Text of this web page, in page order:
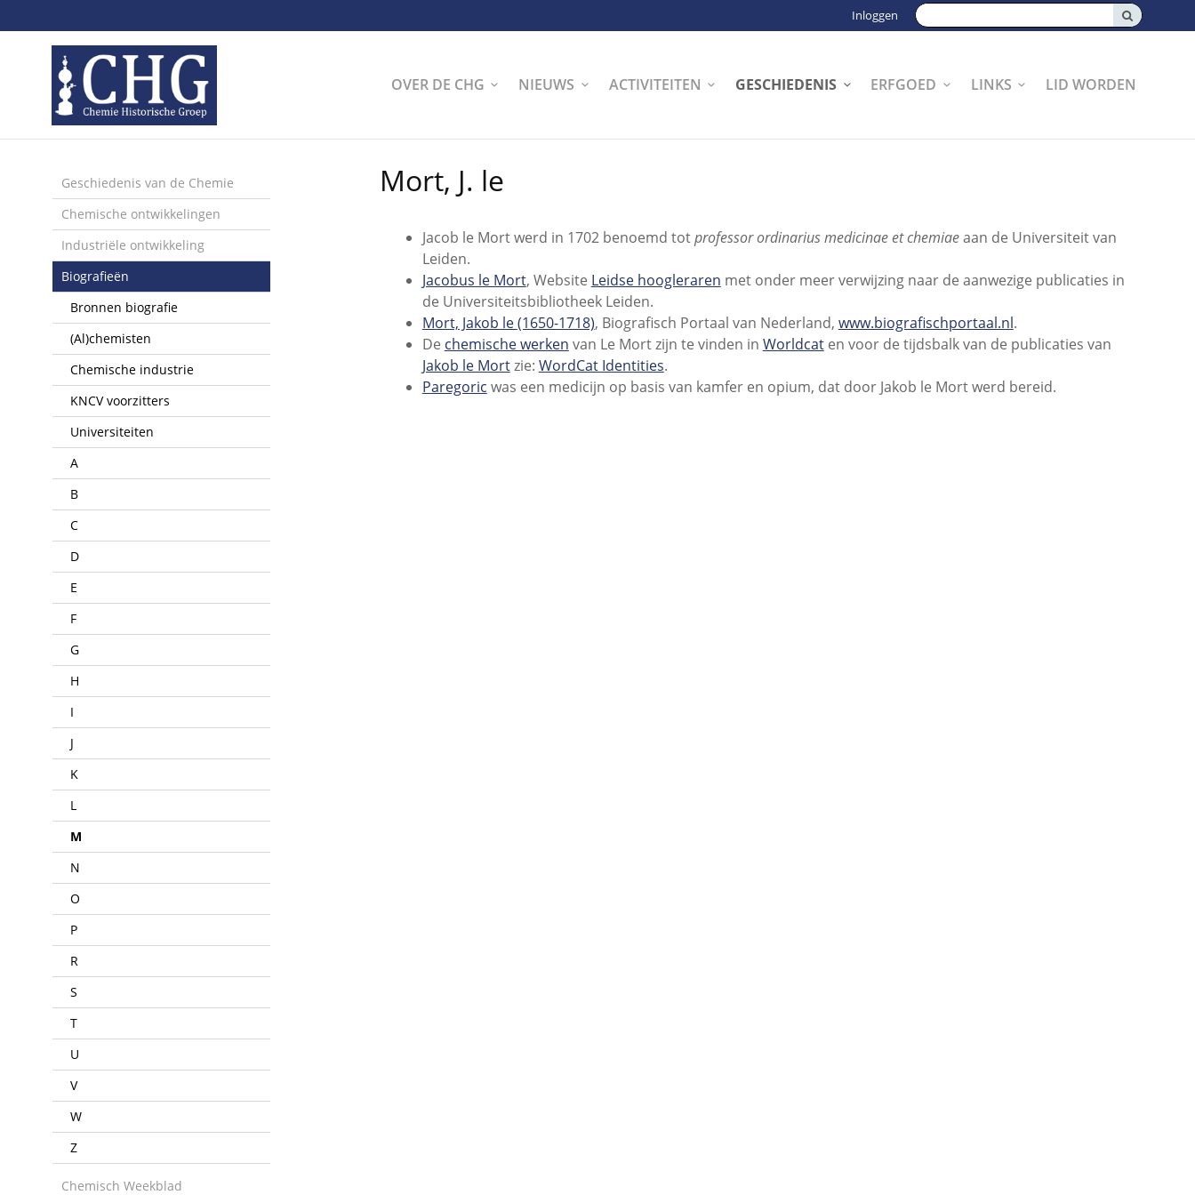
links
Spring
naar
de
inhoud
naar
het
menu
Zoeken:
Inloggen
OVER DE CHG NIEUWS ACTIVITEITEN GESCHIEDENIS ERFGOED LINKS LID WORDEN
Mort, J. le
Jacob le Mort werd in 1702 benoemd totprofessor ordinarius medicinae et chemiaeaan de Universiteit van
Leiden.
Jacobus le Mort, Website Leidse hoogleraren met onder meer verwijzing naar de aanwezige publicaties in
de Universiteitsbibliotheek Leiden.
Mort, Jakob le (1650-1718), Biografisch Portaal van Nederland, www.biografischportaal.nl.
De chemische werken van Le Mort zijn te vinden in Worldcaten voor de tijdsbalk van de publicaties van
Jakob le Mortzie: WordCat Identities.
Paregoric was een medicijn op basis van kamfer en opium, dat door Jakob le Mort werd bereid.
Geschiedenis van de Chemie
Chemische ontwikkelingen
Industriële ontwikkeling
Biografieën
Bronnen biografie
(Al)chemisten
Chemische industrie
KNCV voorzitters
Universiteiten
A
B
C
D
E
F
G
H
I
J
K
L
M
N
O
P
R
S
T
U
V
W
Z
Chemisch Weekblad